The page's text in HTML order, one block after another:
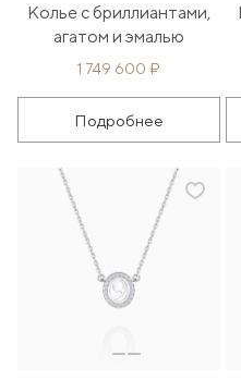
1 749 600 ₽
Колье с бриллиантами,
агатом и эмалью
Подробнее